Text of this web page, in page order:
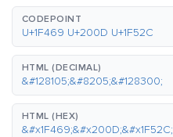
CODEPOINT
U+1F469 U+200D U+1F52C
HTML (DECIMAL)
&#128105;&#8205;&#128300;
HTML (HEX)
&#x1F469;&#x200D;&#x1F52C;